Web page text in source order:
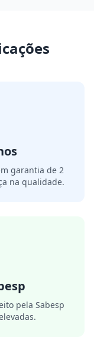
garantia de 2
na qualidade.
pela Sabesp